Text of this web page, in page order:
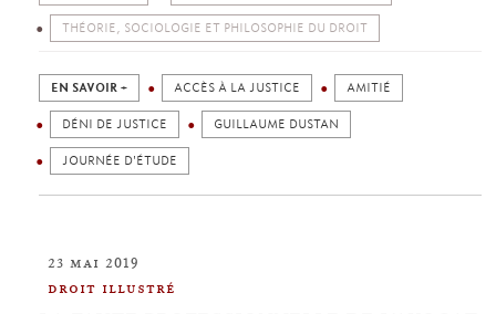
THÉORIE, SOCIOLOGIE ET PHILOSOPHIE DU DROIT
EN SAVOIR + ACCÈS À LA JUSTICE AMITIÉ
DÉNI DE JUSTICE GUILLAUME DUSTAN
JOURNÉE D'ÉTUDE
23 mai 2019
droit illustré